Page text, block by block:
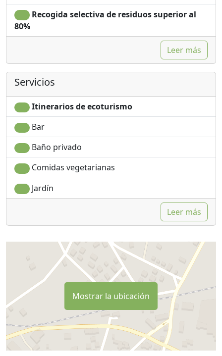
Recogida selectiva de residuos superior al
80%
Leer más
Servicios
Itinerarios de ecoturismo
Bar
Baño privado
Comidas vegetarianas
Jardín
Leer más
Mostrar la ubicación